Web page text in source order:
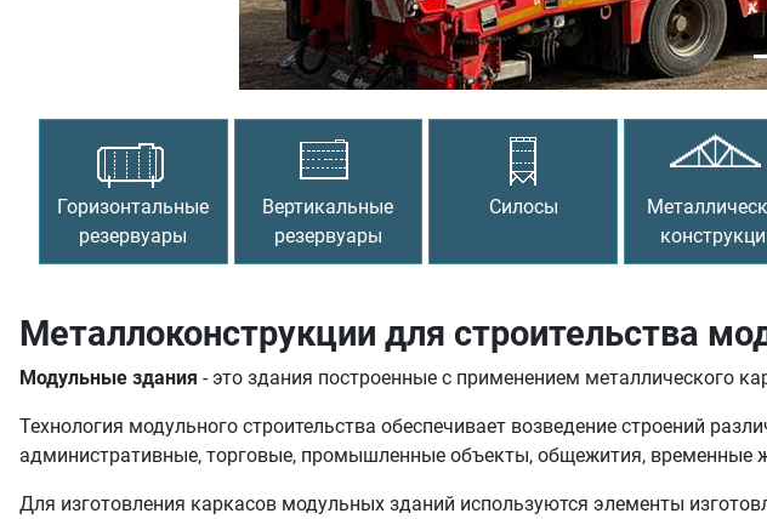
Горизонтальные
резервуары
Вертикальные
резервуары
Силосы
Металлоконструкции для строительства
Модульные здания - это здания построенные с применением металлического
Технология модульного строительства обеспечивает возведение строений
административные, торговые, промышленные объекты, общежития, временные
Для изготовления каркасов модульных зданий используются элементы